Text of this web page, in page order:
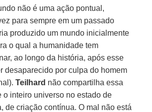
não é uma ação pontual,
para sempre em um passado
produzido um mundo inicialmente
o qual a humanidade tem
ao longo da história, após esse
desaparecido por culpa do homem
Teilhard não compartilha essa
o inteiro universo no estado de
de criação contínua. O mal não está